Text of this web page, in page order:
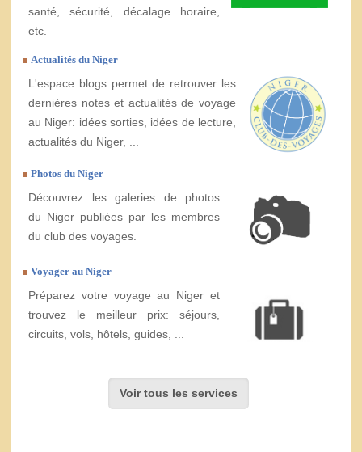
santé, sécurité, décalage horaire,
etc.
Actualités du Niger
L'espace blogs permet de retrouver les
dernières notes et actualités de voyage
au Niger: idées sorties, idées de lecture,
actualités du Niger, ...
Photos du Niger
Découvrez les galeries de photos
du Niger publiées par les membres
du club des voyages.
Voyager au Niger
Préparez votre voyage au Niger et
trouvez le meilleur prix: séjours,
circuits, vols, hôtels, guides, ...
Voir tous les services